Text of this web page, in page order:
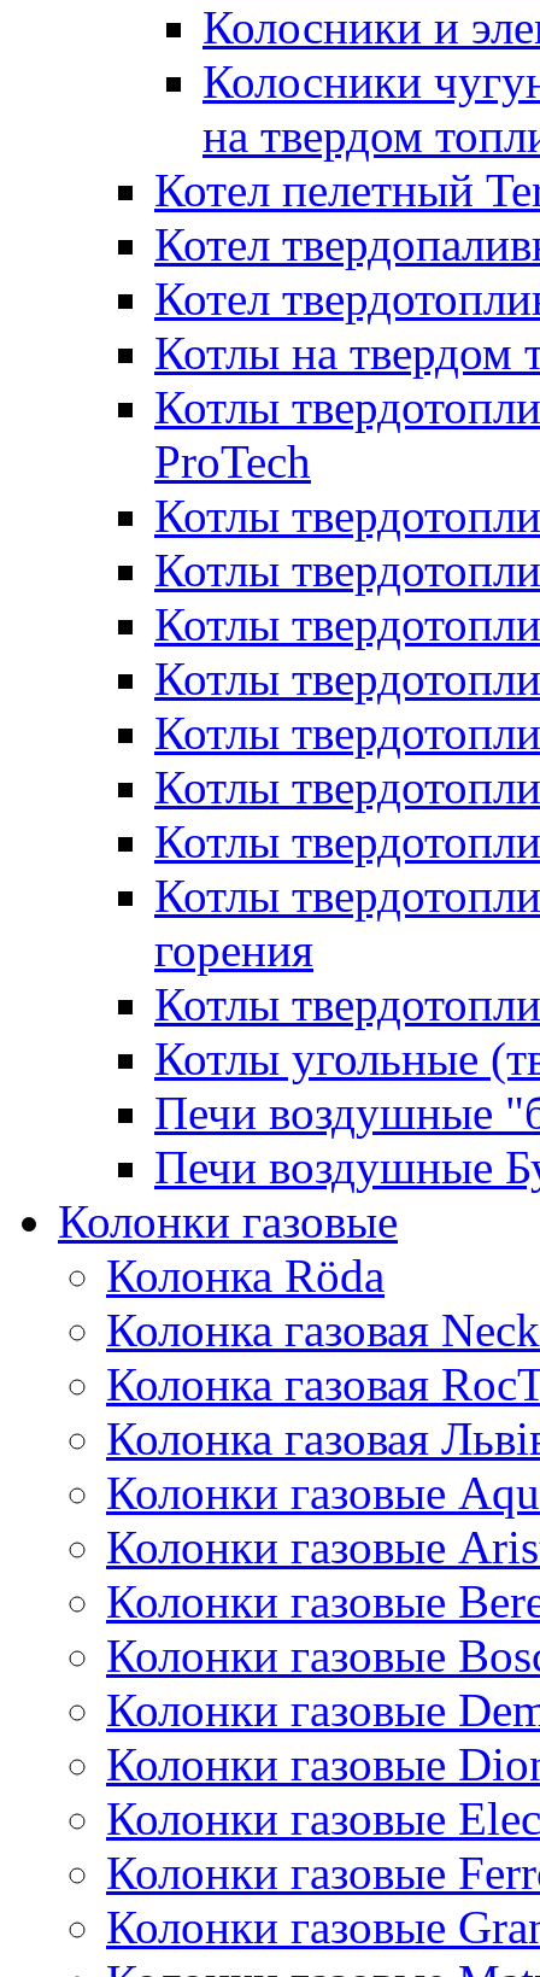
Колосники и
Колосники
на твердом
Котел пелетный
Котел
Котел
Котлы на твердом
Котлы
ProTech
Котлы
Котлы
Котлы
Котлы
Котлы
Котлы
Котлы
Котлы
горения
Котлы
Котлы угольные
Печи воздушные
Печи воздушные
Колонки газовые
Колонка Rӧda
Колонка газовая
Колонка газовая
Колонка газовая
Колонки газовые
Колонки газовые
Колонки газовые
Колонки газовые
Колонки газовые
Колонки газовые
Колонки газовые
Колонки газовые
Колонки газовые